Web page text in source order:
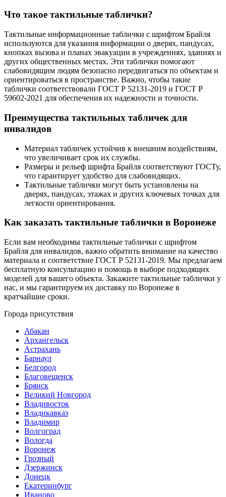
Что такое тактильные таблички?
Тактильные информационные таблички с шрифтом Брайля
используются для указания информации о дверях, пандусах,
кнопках вызова и планах эвакуации в учреждениях, зданиях и
других общественных местах. Эти таблички помогают
слабовидящим людям безопасно передвигаться по объектам и
ориентироваться в пространстве. Важно, чтобы такие
таблички соответствовали ГОСТ Р 52131-2019 и ГОСТ Р
59602-2021 для обеспечения их надежности и точности.
Преимущества тактильных табличек для
инвалидов
Материал табличек устойчив к внешним воздействиям,
что увеличивает срок их службы.
Размеры и рельеф шрифта Брайля соответствуют ГОСТу,
что гарантирует удобство для слабовидящих.
Тактильные таблички могут быть установлены на
дверях, пандусах, этажах и других ключевых точках для
легкости ориентирования.
Как заказать тактильные таблички в Воронеже
Если вам необходимы тактильные таблички с шрифтом
Брайля для инвалидов, важно обратить внимание на качество
материала и соответствие ГОСТ Р 52131-2019. Мы предлагаем
бесплатную консультацию и помощь в выборе подходящих
моделей для вашего объекта. Закажите тактильные таблички у
нас, и мы гарантируем их доставку по Воронеже в
кратчайшие сроки.
Города присутствия
Абакан
Архангельск
Астрахань
Барнаул
Белгород
Благовещенск
Брянск
Великий Новгород
Владивосток
Владикавказ
Владимир
Волгоград
Вологда
Воронеж
Грозный
Дзержинск
Донецк
Екатеринбург
Иваново